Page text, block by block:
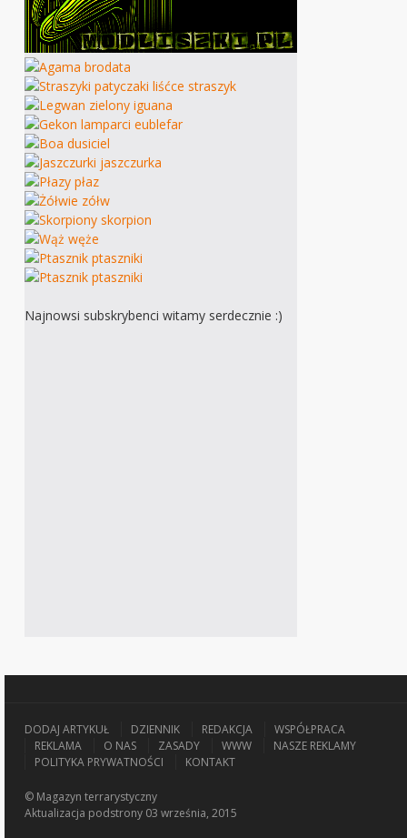
Najnowsi subskrybenci witamy serdecznie :)
DODAJ ARTYKUŁ DZIENNIK REDAKCJA
WSPÓŁPRACA
REKLAMA
O NAS ZASADY WWW
NASZE REKLAMY
POLITYKA PRYWATNOŚCI
KONTAKT
© Magazyn terrarystyczny
Aktualizacja podstrony 03 września, 2015